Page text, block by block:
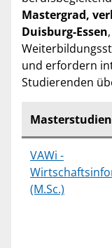
Mastergrad,
Duisburg-Essen
und erfordern
Studierenden
VAWi -
(M.Sc.)